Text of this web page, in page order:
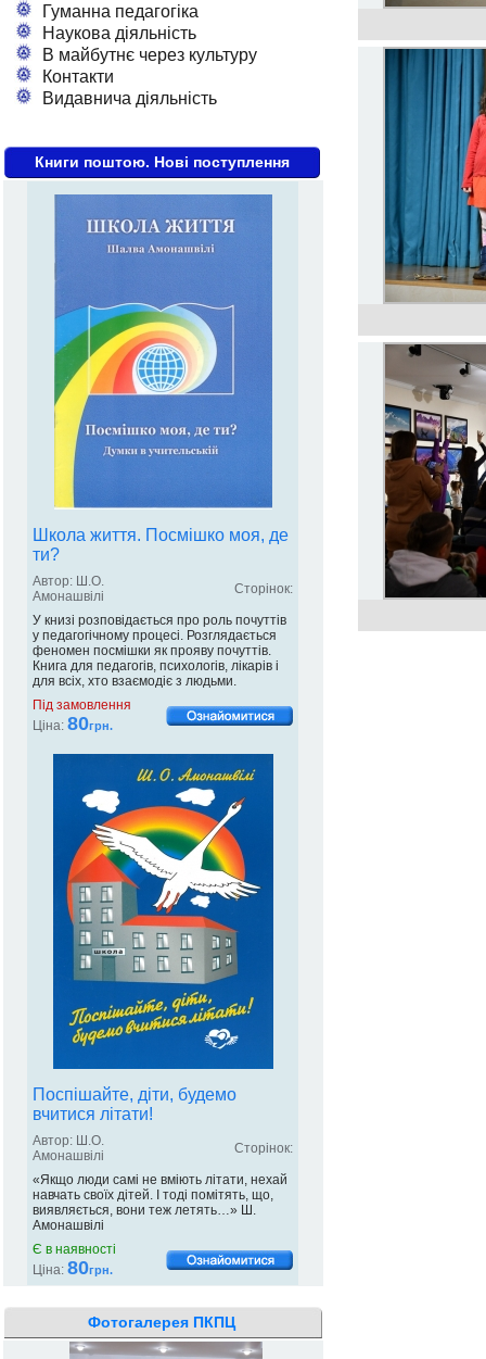
Гуманна педагогіка
Наукова діяльність
В майбутнє через культуру
Контакти
Видавнича діяльність
Книги поштою. Нові поступлення
Школа життя. Посмішко моя, де
ти?
Автор: Ш.О.
Амонашвілі
Сторінок:
У книзі розповідається про роль почуттів
у педагогічному процесі. Розглядається
феномен посмішки як прояву почуттів.
Книга для педагогів, психологів, лікарів і
для всіх, хто взаємодіє з людьми.
Під замовлення
Ціна: 80грн.
Поспішайте, діти, будемо
вчитися літати!
Автор: Ш.О.
Амонашвілі
Сторінок:
«Якщо люди самі не вміють літати, нехай
навчать своїх дітей. І тоді помітять, що,
виявляється, вони теж летять…» Ш.
Амонашвілі
Є в наявності
Ціна: 80грн.
Фотогалерея ПКПЦ